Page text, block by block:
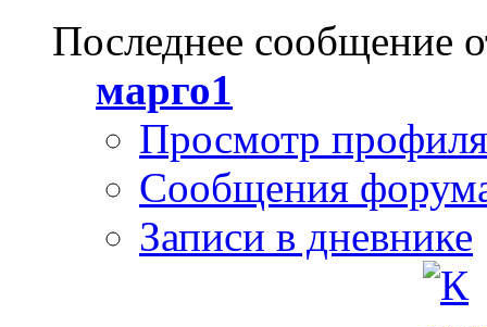
Последнее сообщение
марго1
Просмотр профиля
Сообщения
Записи в дневнике